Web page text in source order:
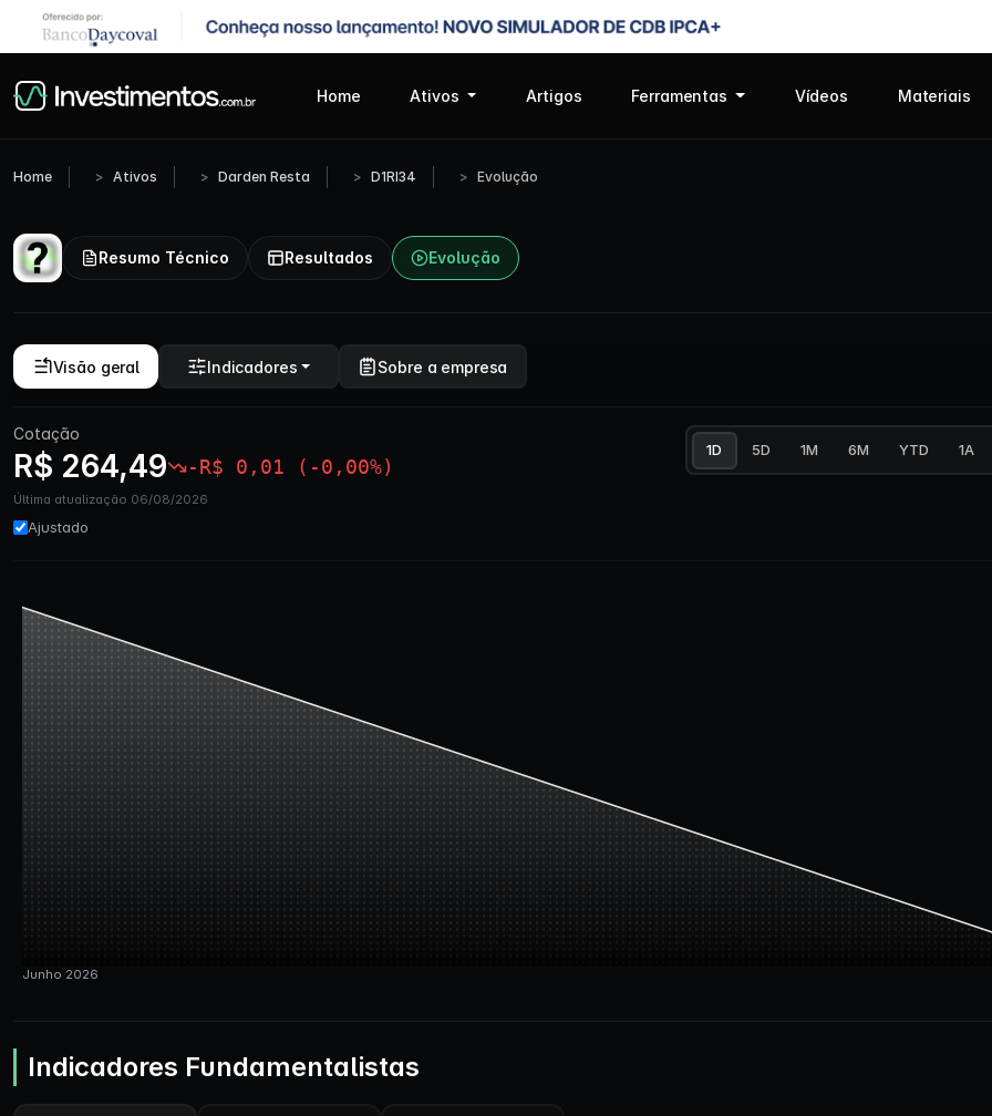
Home Ativos Artigos Ferramentas Vídeos Materiais
Home Ativos Darden Resta D1RI34 Evolução
Resumo Técnico Resultados Evolução
Visão geral Indicadores Sobre a empresa
Cotação
R$ 264,49 -R$ 0,01 (-0,00%)
Última atualização 06/08/2026
Ajustado
1D 5D 1M 6M YTD 1A
Indicadores Fundamentalistas